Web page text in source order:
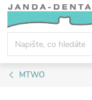
Přejít
obsah
MTWO